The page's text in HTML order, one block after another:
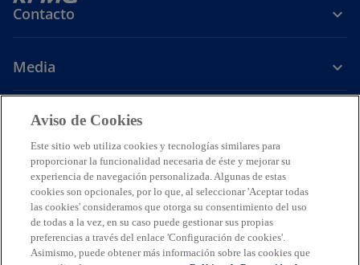
Contacto
Media
Carrera
s
e
a
b
r
e
s
e
a
b
r
e
s
e
a
b
r
e
s
e
a
b
r
e
LegalAvisos de PrivacidadAccesibilidadAyudaGlosario
© 2026 KPMG Cárdenas Dosal, S.C., Sociedad Civil Mexicana y firma
miembro de la organización mundial de firmas miembros
independientes de KPMG afiliadas a KPMG International Limited, una
Aviso de Cookies
Este sitio web utiliza cookies y tecnologías similares para
proporcionar la funcionalidad necesaria de éste y mejorar su
experiencia de navegación personalizada. Algunas de estas
cookies son opcionales, por lo que, al seleccionar 'Aceptar todas
las cookies' consideramos que otorga su consentimiento del uso
de todas a la vez, en su caso puede gestionar sus propias
preferencias a través del enlace 'Configuración de cookies'.
Asimismo, puede obtener más información sobre las cookies que